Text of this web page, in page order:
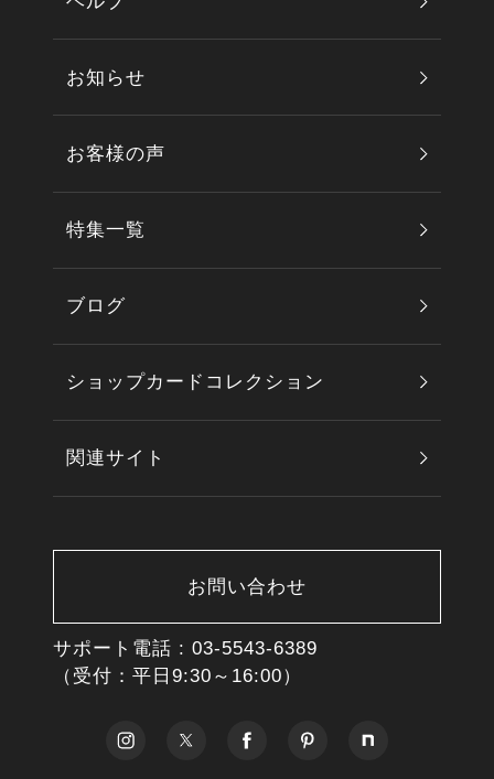
お知らせ
お客様の声
特集一覧
ブログ
ショップカードコレクション
関連サイト
お問い合わせ
サポート電話 : 03-5543-6389
（受付：平日9:30～16:00）